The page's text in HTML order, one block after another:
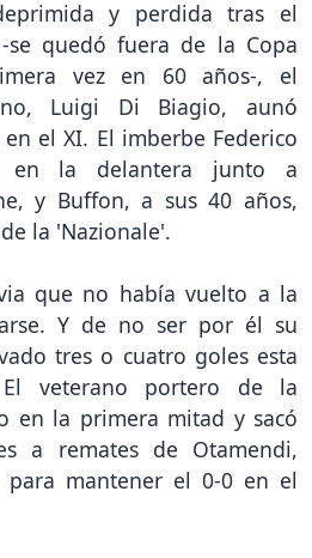
y perdida tras el
se quedó fuera de la Copa
vez en 60 años-, el
Luigi Di Biagio, aunó
el XI. El imberbe Federico
en la delantera junto a
y Buffon, a sus 40 años,
la 'Nazionale'.
que no había vuelto a la
Y de no ser por él su
tres o cuatro goles esta
veterano portero de la
en la primera mitad y sacó
a remates de Otamendi,
para mantener el 0-0 en el